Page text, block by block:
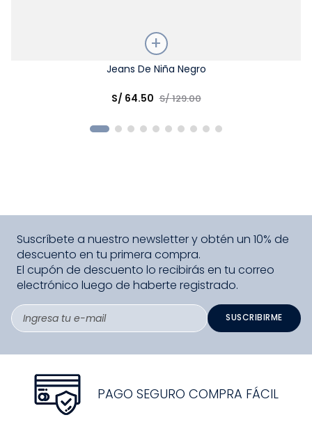
Jeans De Niña Negro
S/ 64.50 S/129.00
Suscríbete a nuestro newsletter y obtén un 10% de
descuento en tu primera compra.
El cupón de descuento lo recibirás en tu correo
electrónico luego de haberte registrado.
SUSCRIBIRME
PAGO SEGURO COMPRA FÁCIL